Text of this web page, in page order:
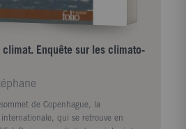
climat. Enquête sur les climato-
de Copenhague, la
qui se retrouve en